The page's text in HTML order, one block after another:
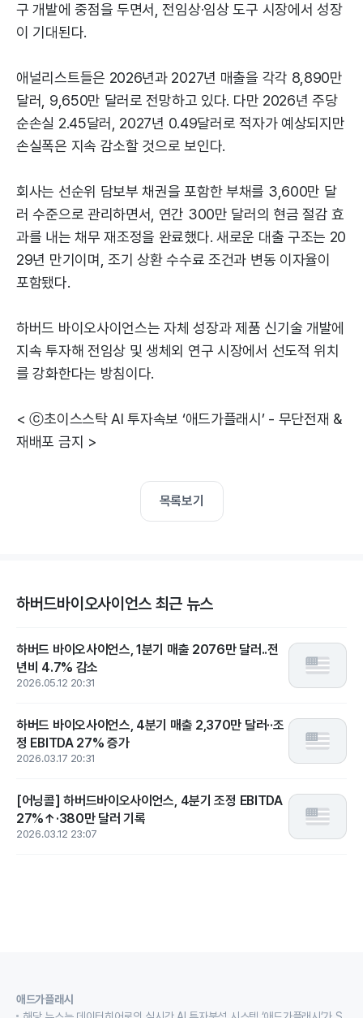
구 개발에 중점을 두면서, 전임상·임상 도구 시장에서 성장
이 기대된다.
애널리스트들은 2026년과 2027년 매출을 각각 8,890만
달러, 9,650만 달러로 전망하고 있다. 다만 2026년 주당
순손실 2.45달러, 2027년 0.49달러로 적자가 예상되지만
손실폭은 지속 감소할 것으로 보인다.
회사는 선순위 담보부 채권을 포함한 부채를 3,600만 달
러 수준으로 관리하면서, 연간 300만 달러의 현금 절감 효
과를 내는 채무 재조정을 완료했다. 새로운 대출 구조는 20
29년 만기이며, 조기 상환 수수료 조건과 변동 이자율이
포함됐다.
하버드 바이오사이언스는 자체 성장과 제품 신기술 개발에
지속 투자해 전임상 및 생체외 연구 시장에서 선도적 위치
를 강화한다는 방침이다.
< ⓒ초이스스탁 AI 투자속보 ‘애드가플래시’ - 무단전재 &
재배포 금지 >
목록보기
하버드바이오사이언스 최근 뉴스
하버드 바이오사이언스, 1분기 매출 2076만 달러..전
년비 4.7% 감소
2026.05.12 20:31
하버드 바이오사이언스, 4분기 매출 2,370만 달러··조
정 EBITDA 27% 증가
2026.03.17 20:31
[어닝콜] 하버드바이오사이언스, 4분기 조정 EBITDA
27%↑·380만 달러 기록
2026.03.12 23:07
애드가플래시